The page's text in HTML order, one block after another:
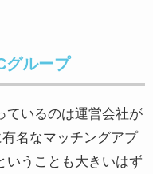
グループ
ているのは運営会社が
有名なマッチングアプ
いうことも大きいはず